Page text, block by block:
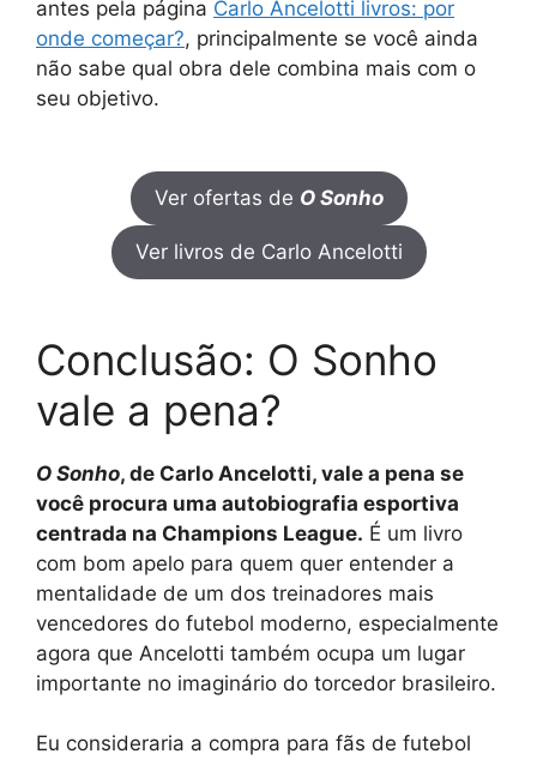
antes pela página Carlo Ancelotti livros: por
onde começar?, principalmente se você ainda
não sabe qual obra dele combina mais com o
seu objetivo.
Ver ofertas de O Sonho
Ver livros de Carlo Ancelotti
Conclusão: O Sonho
vale a pena?
O Sonho, de Carlo Ancelotti, vale a pena se
você procura uma autobiografia esportiva
centrada na Champions League. É um livro
com bom apelo para quem quer entender a
mentalidade de um dos treinadores mais
vencedores do futebol moderno, especialmente
agora que Ancelotti também ocupa um lugar
importante no imaginário do torcedor brasileiro.
Eu consideraria a compra para fãs de futebol